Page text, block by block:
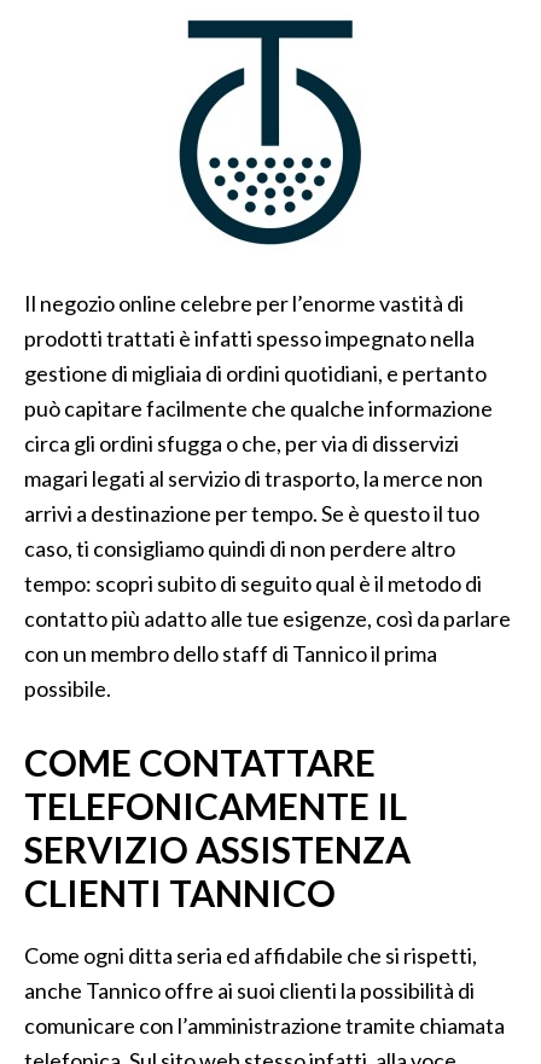
Il negozio online celebre per l’enorme vastità di
prodotti trattati è infatti spesso impegnato nella
gestione di migliaia di ordini quotidiani, e pertanto
può capitare facilmente che qualche informazione
circa gli ordini sfugga o che, per via di disservizi
magari legati al servizio di trasporto, la merce non
arrivi a destinazione per tempo. Se è questo il tuo
caso, ti consigliamo quindi di non perdere altro
tempo: scopri subito di seguito qual è il metodo di
contatto più adatto alle tue esigenze, così da parlare
con un membro dello staff di Tannico il prima
possibile.
COME CONTATTARE
TELEFONICAMENTE IL
SERVIZIO ASSISTENZA
CLIENTI TANNICO
Come ogni ditta seria ed affidabile che si rispetti,
anche Tannico offre ai suoi clienti la possibilità di
comunicare con l’amministrazione tramite chiamata